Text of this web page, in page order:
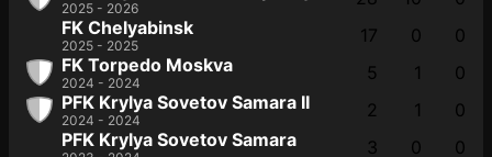
2025 - 2026
FK Chelyabinsk
2025 - 2025 17 0
0
FK Torpedo Moskva
2024 - 2024 5 1
0
PFK Krylya Sovetov Samara II
2024 - 2024 2 1
0
PFK Krylya Sovetov Samara
3 0
0